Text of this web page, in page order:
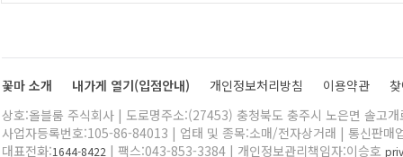
꽃마 소개 내가게 열기(입점안내) 개인정보처리방침 이용약관
상호:올블룸 주식회사 | 도로명주소:(27453) 충청북도 충주시 노은면 솔고
사업자등록번호:105-86-84013 | 업태 및 종목:소매/전자상거래 | 통신판매
대표전화:1644-8422 | 팩스:043-853-3384 | 개인정보관리책임자:이승호